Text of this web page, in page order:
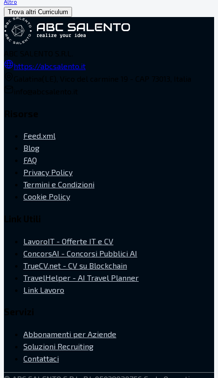
Altro
Trova altri Curriculum
https://abcsalento.it
Feed.xml
Blog
FAQ
Privacy Policy
Termini e Condizioni
Cookie Policy
LavoroIT - Offerte IT e CV
ConcorsAI - Concorsi Pubblici AI
TrueCV.net - CV su Blockchain
TravelHelper - AI Travel Planner
Link Lavoro
Abbonamenti per Aziende
Soluzioni Recruiting
Contattaci